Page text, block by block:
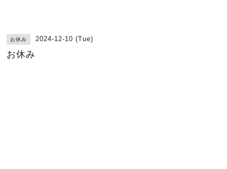
お休み 2024-12-10 (Tue)
お休み